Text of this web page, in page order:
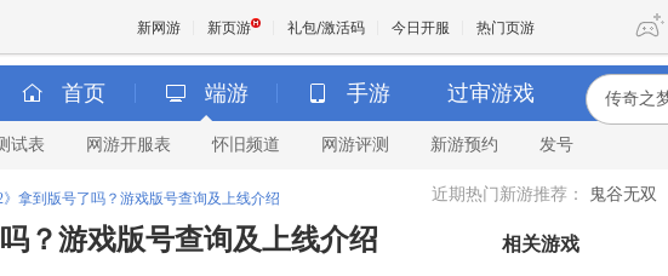
新网游 新页游 礼包/激活码 今日开服 热门页游
首页 端游 手游 过审游戏
试表 网游开服表 怀旧频道 网游评测 新游预约 发号
近期热门新游推荐： 鬼谷无双
拿到版号了吗？游戏版号查询及上线介绍
？游戏版号查询及上线介绍 相关游戏